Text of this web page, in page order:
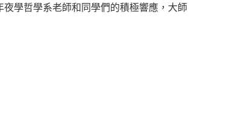
學哲學系老師和同學們的積極響應，大師